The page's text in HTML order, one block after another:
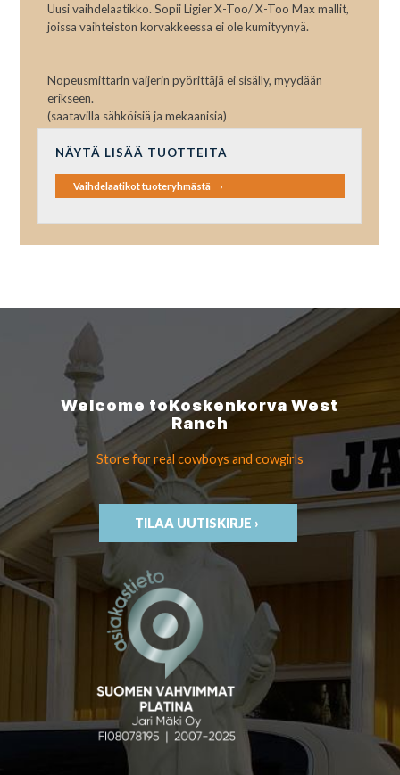
Uusi vaihdelaatikko. Sopii Ligier X-Too/ X-Too Max mallit,
joissa vaihteiston korvakkeessa ei ole kumityynyä.
Nopeusmittarin vaijerin pyörittäjä ei sisälly, myydään
erikseen.
(saatavilla sähköisiä ja mekaanisia)
NÄYTÄ LISÄÄ TUOTTEITA
Vaihdelaatikot tuoteryhmästä
Welcome toKoskenkorvaWest
Ranch
Store for real cowboys and cowgirls
TILAA UUTISKIRJE ›